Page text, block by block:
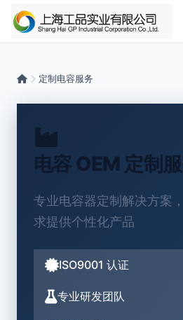
定制电容服务
电容 OEM 定制
专业电容器定制解决方案
求提供个性化产品
ISO9001 认证
专业研发团队